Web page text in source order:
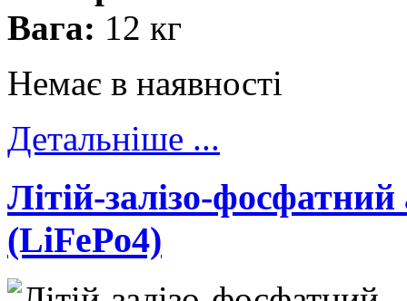
Вага: 12 кг
Немає в наявності
Детальніше ...
Літій-залізо-
(LiFePo4)